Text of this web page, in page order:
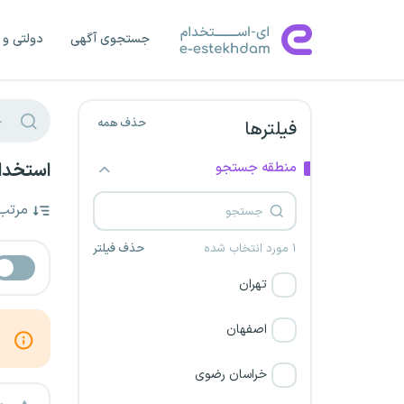
جستجوی آگهی دولتی
فیلترها حذف همه
منطقه جستجو
۱ مورد انتخاب شده حذف فیلتر
تهران
اصفهان
خراسان رضوی